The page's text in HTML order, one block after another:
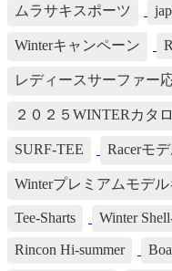
ムラサキスポーツ
Winterキャンペーン
レディースサーファー
２０２５WINTERカタ
SURF-TEE Racerモ
Winterプレミアムモデ
Tee-Sharts Winter
Rincon Hi-summer